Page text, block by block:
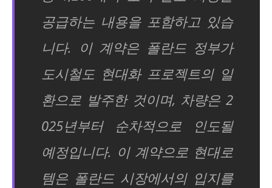
공급하는 내용을 포함하고 있습
니다. 이 계약은 폴란드 정부가
도시철도 현대화 프로젝트의 일
환으로 발주한 것이며, 차량은 2
025년부터 순차적으로 인도될
예정입니다. 이 계약으로 현대로
템은 폴란드 시장에서의 입지를